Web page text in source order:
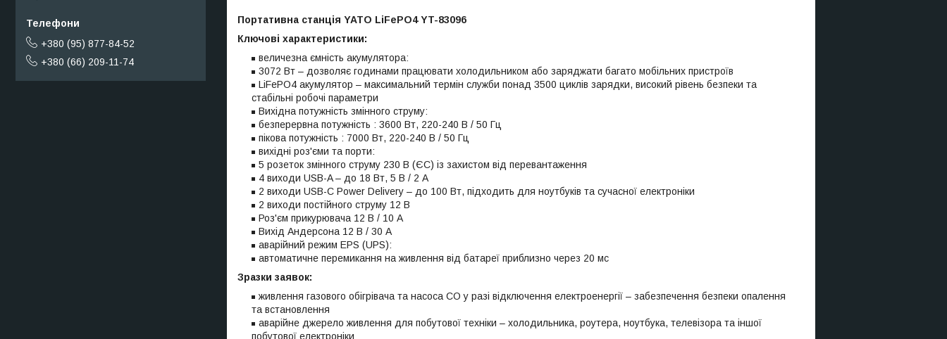
Портативна станція YATO LiFePO4 YT-83096
Ключові характеристики:
величезна ємність акумулятора:
3072 Вт – дозволяє годинами працювати холодильником або заряджати багато мобільних пристроїв
LiFePO4 акумулятор – максимальний термін служби понад 3500 циклів зарядки, високий рівень безпеки та
стабільні робочі параметри
Вихідна потужність змінного струму:
безперервна потужність : 3600 Вт, 220-240 В / 50 Гц
пікова потужність : 7000 Вт, 220-240 В / 50 Гц
вихідні роз'єми та порти:
5 розеток змінного струму 230 В (ЄС) із захистом від перевантаження
4 виходи USB-A – до 18 Вт, 5 В / 2 А
2 виходи USB-C Power Delivery – до 100 Вт, підходить для ноутбуків та сучасної електроніки
2 виходи постійного струму 12 В
Роз'єм прикурювача 12 В / 10 А
Вихід Андерсона 12 В / 30 А
аварійний режим EPS (UPS):
автоматичне перемикання на живлення від батареї приблизно через 20 мс
Зразки заявок:
живлення газового обігрівача та насоса CO у разі відключення електроенергії – забезпечення безпеки опалення
та встановлення
аварійне джерело живлення для побутової техніки – холодильника, роутера, ноутбука, телевізора та іншої
побутової електроніки
+380 (95) 877-84-52
+380 (66) 209-11-74